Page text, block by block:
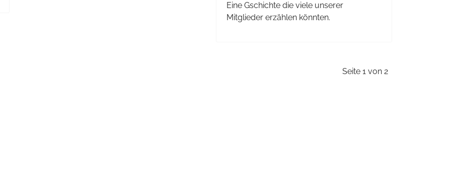
Eine Gschichte die viele unserer
Mitglieder erzählen könnten.
Seite 1 von 2